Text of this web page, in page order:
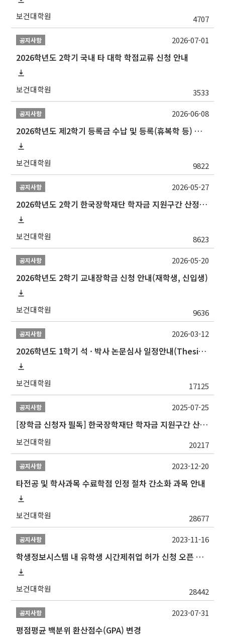
보건대학원 4707
공지사항
2026학년도 2학기 국내 타 대학 학점교류 신청 안내
보건대학원 3533
2026-07-01
공지사항
2026학년도 제2학기 등록금 수납 및 등록(휴복학 등) 일정 안내
보건대학원 9822
2026-06-08
공지사항
2026학년도 2학기 한국장학재단 학자금 지원구간 산정 신청 안내
보건대학원 8623
2026-05-27
공지사항
2026학년도 2학기 교내장학금 신청 안내(재학생, 신입생)
보건대학원 9636
2026-05-20
공지사항
2026학년도 1학기 석 · 박사 논문심사 일정안내(Thesis Defense Schedules)
보건대학원 17125
2026-03-12
공지사항
[장학금 신청자 필독] 한국장학재단 학자금 지원구간 산정 권고
보건대학원 20217
2025-07-25
공지사항
타전공 및 학사과목 수료학점 인정 절차 간소화 과목 안내
보건대학원 28677
2023-12-20
공지사항
학생정보시스템 내 유학생 시간제취업 허가 신청 오픈 안내
보건대학원 28442
2023-11-16
공지사항
평점평균 백분위 환산점수(GPA) 변경
2023-07-31